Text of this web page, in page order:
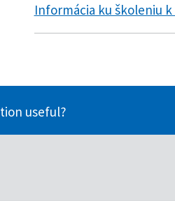
Informácia ku školeniu k
useful?